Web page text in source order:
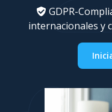
GDPR-
internacionales y